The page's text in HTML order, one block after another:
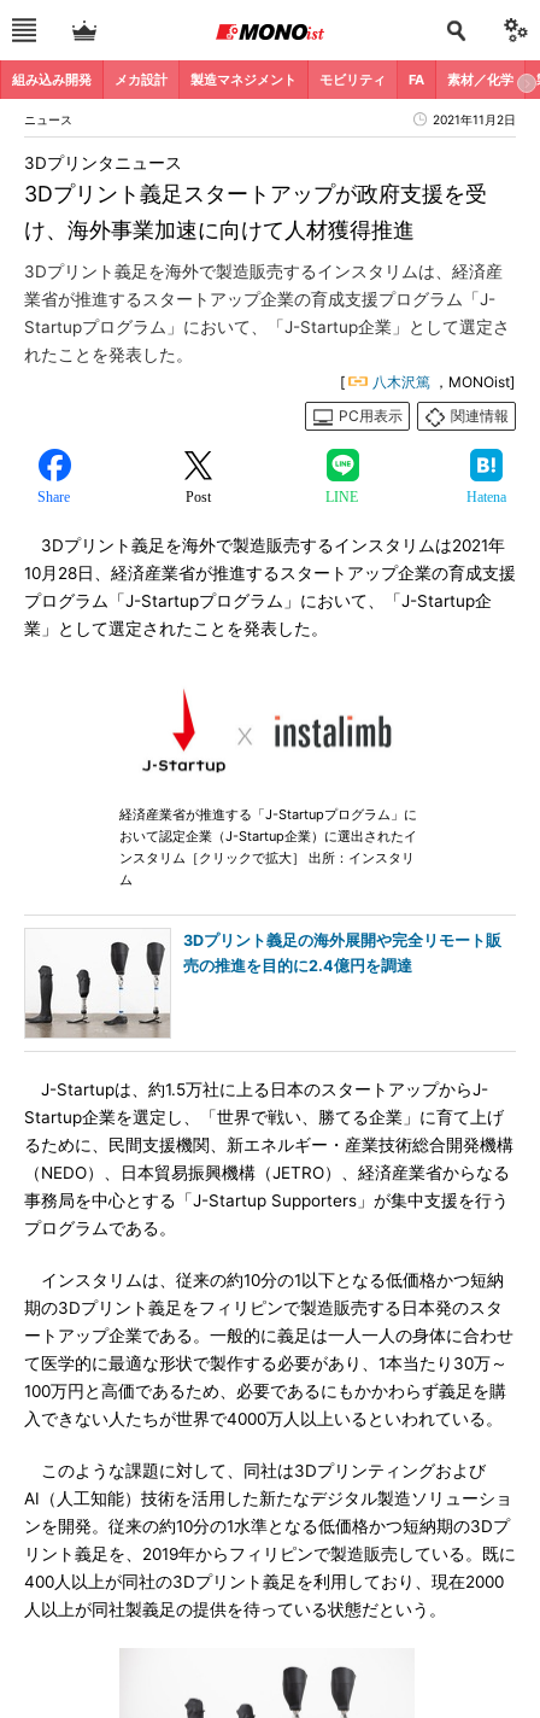
組み込み開発 メカ設計 製造マネジメント モビリティ FA 素材／化学
ニュース 2021年11月2日
3Dプリント義足スタートアップが政府支援を受
け、海外事業加速に向けて人材獲得推進
3Dプリンタニュース
3Dプリント義足を海外で製造販売するインスタリムは、経済産
業省が推進するスタートアップ企業の育成支援プログラム「J-
Startupプログラム」において、「J-Startup企業」として選定さ
れたことを発表した。
[ 八木沢篤 ，MONOist]
PC用表示
関連情報
Share Post LINE Hatena
3Dプリント義足を海外で製造販売するインスタリムは2021年
10月28日、経済産業省が推進するスタートアップ企業の育成支援
プログラム「J-Startupプログラム」において、「J-Startup企
業」として選定されたことを発表した。
経済産業省が推進する「J-Startupプログラム」に
おいて認定企業（J-Startup企業）に選出されたイ
ンスタリム［クリックで拡大］ 出所：インスタリ
ム
3Dプリント義足の海外展開や完全リモート販
売の推進を目的に2.4億円を調達
J-Startupは、約1.5万社に上る日本のスタートアップからJ-
Startup企業を選定し、「世界で戦い、勝てる企業」に育て上げ
るために、民間支援機関、新エネルギー・産業技術総合開発機構
（NEDO）、日本貿易振興機構（JETRO）、経済産業省からなる
事務局を中心とする「J-Startup Supporters」が集中支援を行う
プログラムである。
インスタリムは、従来の約10分の1以下となる低価格かつ短納
期の3Dプリント義足をフィリピンで製造販売する日本発のスタ
ートアップ企業である。一般的に義足は一人一人の身体に合わせ
て医学的に最適な形状で製作する必要があり、1本当たり30万～
100万円と高価であるため、必要であるにもかかわらず義足を購
入できない人たちが世界で4000万人以上いるといわれている。
このような課題に対して、同社は3Dプリンティングおよび
AI（人工知能）技術を活用した新たなデジタル製造ソリューショ
ンを開発。従来の約10分の1水準となる低価格かつ短納期の3Dプ
リント義足を、2019年からフィリピンで製造販売している。既に
400人以上が同社の3Dプリント義足を利用しており、現在2000
人以上が同社製義足の提供を待っている状態だという。